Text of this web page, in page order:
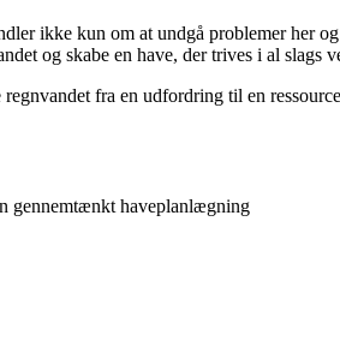
ikke kun om at undgå problemer her
og skabe en have, der trives i al slags
fra en udfordring til en
gennemtænkt haveplanlægning